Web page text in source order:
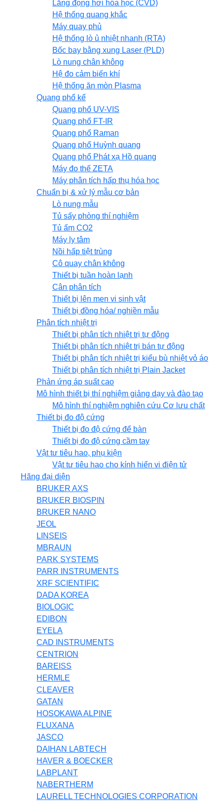
Lắng đọng hơi hóa học (CVD)
Hệ thống quang khắc
Máy quay phủ
Hệ thống lò ủ nhiệt nhanh (RTA)
Bốc bay bằng xung Laser (PLD)
Lò nung chân không
Hệ đo cảm biến khí
Hệ thống ăn mòn Plasma
Quang phổ kế
Quang phổ UV-VIS
Quang phổ FT-IR
Quang phổ Raman
Quang phổ Huỳnh quang
Quang phổ Phát xạ Hồ quang
Máy đo thế ZETA
Máy phân tích hấp thụ hóa học
Chuẩn bị & xử lý mẫu cơ bản
Lò nung mẫu
Tủ sấy phòng thí nghiệm
Tủ ấm CO2
Máy ly tâm
Nồi hấp tiệt trùng
Cô quay chân không
Thiết bị tuần hoàn lạnh
Cân phân tích
Thiết bị lên men vi sinh vật
Thiết bị đồng hóa/ nghiền mẫu
Phân tích nhiệt trị
Thiết bị phân tích nhiệt trị tự động
Thiết bị phân tích nhiệt trị bán tự động
Thiết bị phân tích nhiệt trị kiểu bù nhiệt vỏ áo
Thiết bị phân tích nhiệt trị Plain Jacket
Phản ứng áp suất cao
Mô hình thiết bị thí nghiệm giảng dạy và đào tạo
Mô hình thí nghiệm nghiên cứu Cơ lưu chất
Thiết bị đo độ cứng
Thiết bị đo độ cứng để bàn
Thiết bị đo độ cứng cầm tay
Vật tư tiêu hao, phụ kiện
Vật tư tiêu hao cho kính hiển vi điện tử
Hãng đại diện
BRUKER AXS
BRUKER BIOSPIN
BRUKER NANO
JEOL
LINSEIS
MBRAUN
PARK SYSTEMS
PARR INSTRUMENTS
XRF SCIENTIFIC
DADA KOREA
BIOLOGIC
EDIBON
EYELA
CAD INSTRUMENTS
CENTRION
BAREISS
HERMLE
CLEAVER
GATAN
HOSOKAWA ALPINE
FLUXANA
JASCO
DAIHAN LABTECH
HAVER & BOECKER
LABPLANT
NABERTHERM
LAURELL TECHNOLOGIES CORPORATION